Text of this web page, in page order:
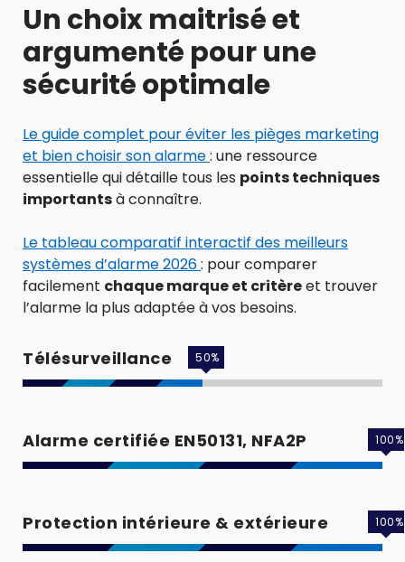
Un choix maitrisé et
argumenté pour une
sécurité optimale
Le guide complet pour éviter les pièges marketing
et bien choisir son alarme: une ressource
essentielle qui détaille tous les points techniques
importantsà connaître.
Le tableau comparatif interactif des meilleurs
systèmes d’alarme 2026: pour comparer
facilement chaque marque et critèreet trouver
l’alarme la plus adaptée à vos besoins.
Télésurveillance 50%
Alarme certifiée EN50131, NFA2P 100%
Protection intérieure & extérieure 100%